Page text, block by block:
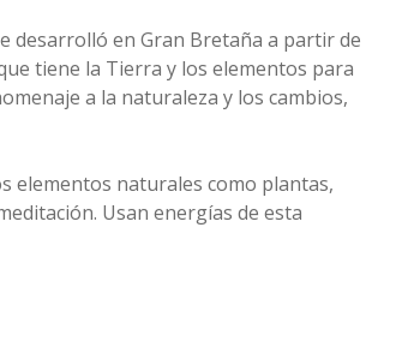
desarrolló en Gran Bretaña a partir de
tiene la Tierra y los elementos para
a la naturaleza y los cambios,
elementos naturales como plantas,
Usan energías de esta